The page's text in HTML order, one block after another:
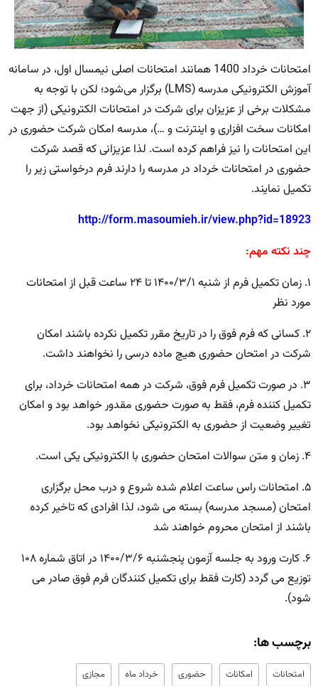
امتحانات خرداد 1400 همانند امتحانات اصلی نیمسال اول، در سامانه
آموزش الکترونیکی مدرسه (LMS) برگزار می‌شود؛ لکن با توجه به
مشکلات برخی از عزیزان برای شرکت در امتحانات الکترونیکی (از جهت
امکانات سخت افزاری و اینترنت و …)، مدرسه امکان شرکت حضوری در
این امتحانات را نیز فراهم کرده است. لذا عزیزانی که قصد شرکت
حضوری در امتحانات خرداد در مدرسه را دارند فرم درخواستی زیر را
تکمیل نمایند.
http://form.masoumieh.ir/view.php?id=18923
چند نکته مهم:
۱. زمان تکمیل فرم از شنبه ۱۴۰۰/۳/۱ تا ۲۴ ساعت قبل از امتحانات
مورد نظر
۲. کسانی که فرم فوق را در تاریخ مقرر تکمیل نکرده باشند امکان
شرکت در امتحان حضوری هیچ ماده درسی را نخواهند داشت.
۳. در صورت تکمیل فرم فوق، شرکت در همه امتحانات خرداد، برای
تکمیل کننده فرم، فقط به صورت حضوری مقدور خواهد بود و امکان
تغییر وضعیت از حضوری به الکترونیکی نخواهد بود.
۴. زمان و متن سوالات امتحان حضوری با الکترونیکی یکی است.
۵. امتحانات راس ساعت اعلام شده شروع و درب محل برگزاری
امتحان (مسجد مدرسه) بسته می شود، لذا افرادی که تاخیر کرده
باشند از امتحان محروم خواهند شد
۶. کارت ورود به جلسه آزمون پنجشنبه ۱۴۰۰/۳/۶ در اتاق شماره ۱۰۸
توزیع می گردد (کارت فقط برای تکمیل کنندگان فرم فوق صادر می
شود).
برچسب ها:
امتحانات امکانات حضوری خرداد ماه مجازی